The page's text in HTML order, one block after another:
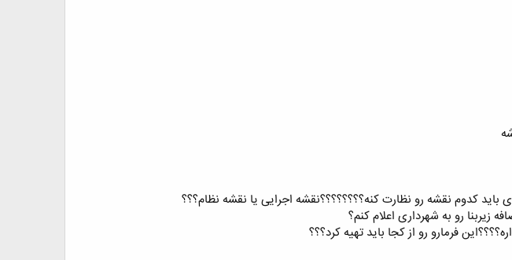
کدوم نقشه رو نظارت کنه؟؟؟؟؟؟؟؟نقشه اجرایی یا نقشه نظام؟؟؟
فرمارو رو از کجا باید تهیه کرد؟؟؟